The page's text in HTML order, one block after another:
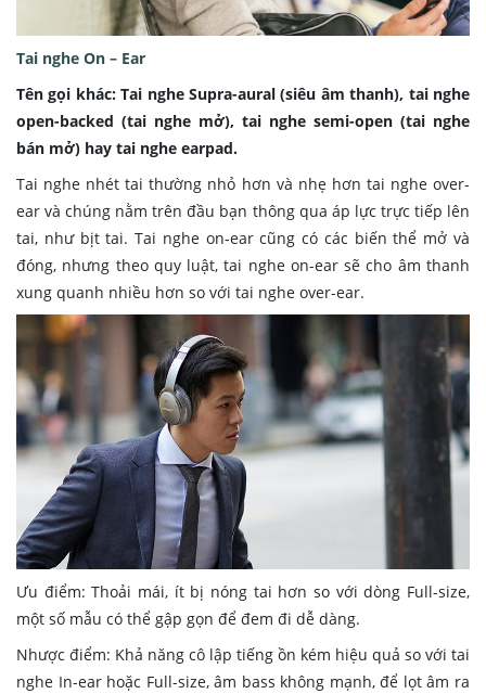
Tai nghe On – Ear
Tên gọi khác: Tai nghe Supra-aural (siêu âm thanh), tai nghe
open-backed (tai nghe mở), tai nghe semi-open (tai nghe
bán mở) hay tai nghe earpad.
Tai nghe nhét tai thường nhỏ hơn và nhẹ hơn tai nghe over-
ear và chúng nằm trên đầu bạn thông qua áp lực trực tiếp lên
tai, như bịt tai. Tai nghe on-ear cũng có các biến thể mở và
đóng, nhưng theo quy luật, tai nghe on-ear sẽ cho âm thanh
xung quanh nhiều hơn so với tai nghe over-ear.
Ưu điểm: Thoải mái, ít bị nóng tai hơn so với dòng Full-size,
một số mẫu có thể gập gọn để đem đi dễ dàng.
Nhược điểm: Khả năng cô lập tiếng ồn kém hiệu quả so với tai
nghe In-ear hoặc Full-size, âm bass không mạnh, để lọt âm ra